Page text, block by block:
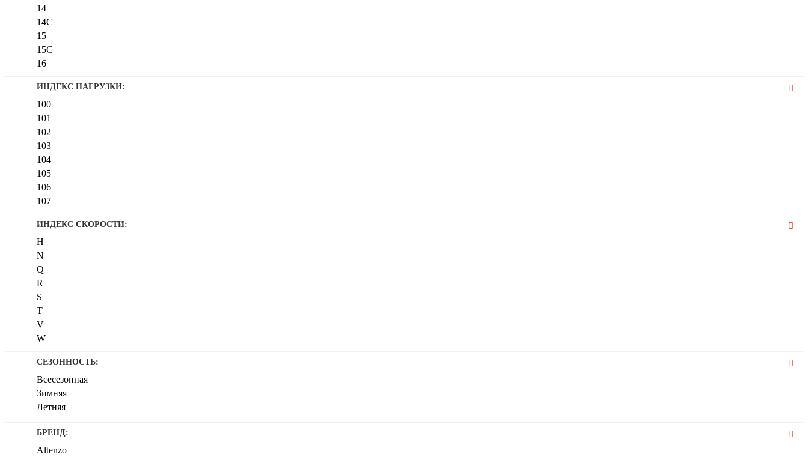
14
14C
15
15C
16
17
18
19
20
21
ИНДЕКС НАГРУЗКИ:
100
101
102
103
104
105
106
107
109
110
111
112
113
114
115
116
119
121
123
162
68
73
75
ИНДЕКС СКОРОСТИ:
H
N
Q
R
S
T
V
W
СЕЗОННОСТЬ:
Всесезонная
Зимняя
Летняя
БРЕНД:
Altenzo